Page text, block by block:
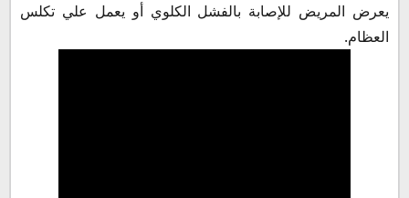
يعرض المريض للإصابة بالفشل الكلوي أو يعمل علي تكلس
العظام.